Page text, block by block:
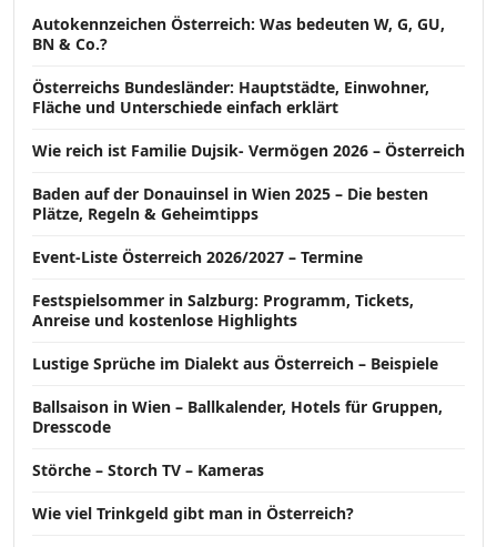
Autokennzeichen Österreich: Was bedeuten W, G, GU,
BN & Co.?
Österreichs Bundesländer: Hauptstädte, Einwohner,
Fläche und Unterschiede einfach erklärt
Wie reich ist Familie Dujsik- Vermögen 2026 – Österreich
Baden auf der Donauinsel in Wien 2025 – Die besten
Plätze, Regeln & Geheimtipps
Event-Liste Österreich 2026/2027 – Termine
Festspielsommer in Salzburg: Programm, Tickets,
Anreise und kostenlose Highlights
Lustige Sprüche im Dialekt aus Österreich – Beispiele
Ballsaison in Wien – Ballkalender, Hotels für Gruppen,
Dresscode
Störche – Storch TV – Kameras
Wie viel Trinkgeld gibt man in Österreich?